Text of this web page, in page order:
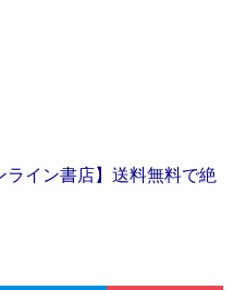
ライン書店】送料無料で絶